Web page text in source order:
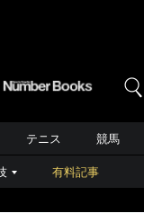
テニス 競馬
有料記事